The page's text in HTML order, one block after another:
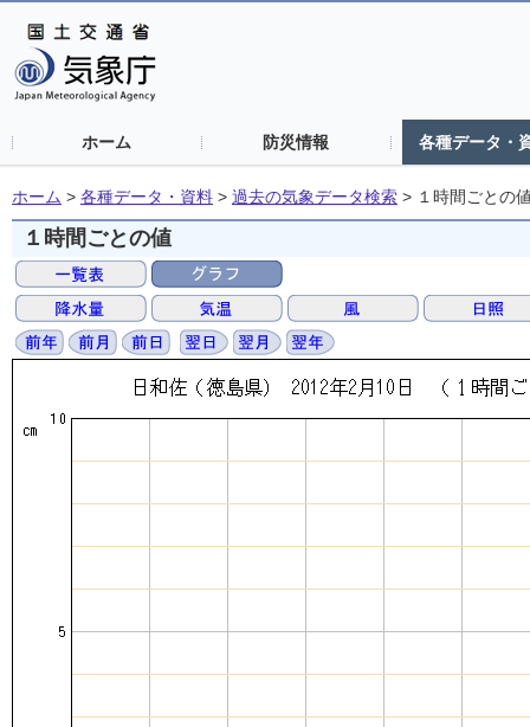
ホーム 防災情報 各種データ・
ホーム > 各種データ・資料 > 過去の気象データ検索 > １時間ごとの
１時間ごとの値